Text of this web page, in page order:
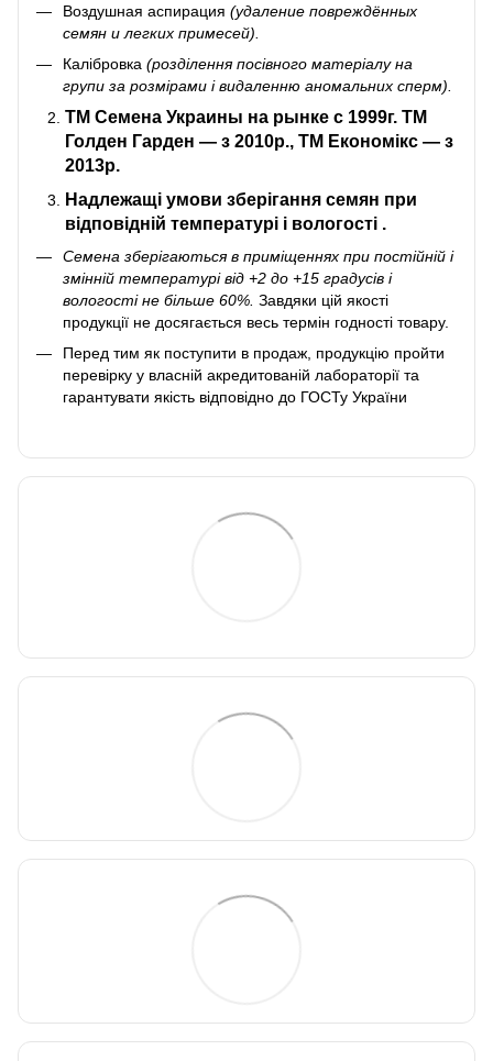
Воздушная аспирация (удаление повреждённых
семян и легких примесей).
Калібровка (розділення посівного матеріалу на
групи за розмірами і видаленню аномальних сперм).
ТМ Семена Украины на рынке с 1999г. ТМ
Голден Гарден — з 2010р., ТМ Економікс — з
2013р.
Надлежащі умови зберігання семян при
відповідній температурі і вологості .
Семена зберігаються в приміщеннях при постійній і
змінній температурі від +2 до +15 градусів і
вологості не більше 60%. Завдяки цій якості
продукції не досягається весь термін годності товару.
Перед тим як поступити в продаж, продукцію пройти
перевірку у власній акредитованій лабораторії та
гарантувати якість відповідно до ГОСТу України